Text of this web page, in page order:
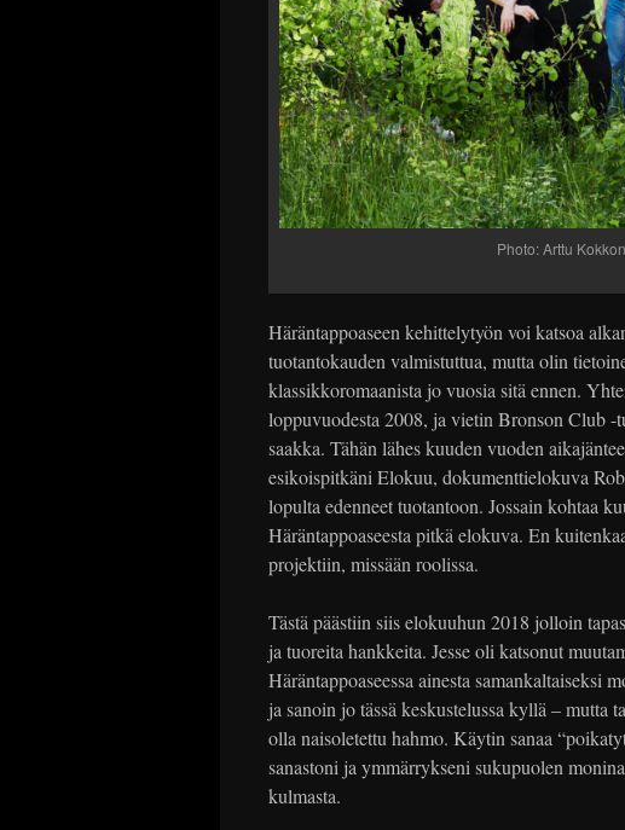
Photo: Arttu
Häräntappoaseen kehittelytyön voi katsoa
tuotantokauden valmistuttua, mutta olin
klassikkoromaanista jo vuosia sitä ennen.
loppuvuodesta 2008, ja vietin Bronson Club
saakka. Tähän lähes kuuden vuoden
esikoispitkäni Elokuu, dokumenttielokuva
lopulta edenneet tuotantoon. Jossain kohtaa
Häräntappoaseesta pitkä elokuva. En
projektiin, missään roolissa.
Tästä päästiin siis elokuuhun 2018 jolloin
ja tuoreita hankkeita. Jesse oli katsonut
Häräntappoaseessa ainesta samankaltaiseksi
ja sanoin jo tässä keskustelussa kyllä –
olla naisoletettu hahmo. Käytin sanaa
sanastoni ja ymmärrykseni sukupuolen
kulmasta.